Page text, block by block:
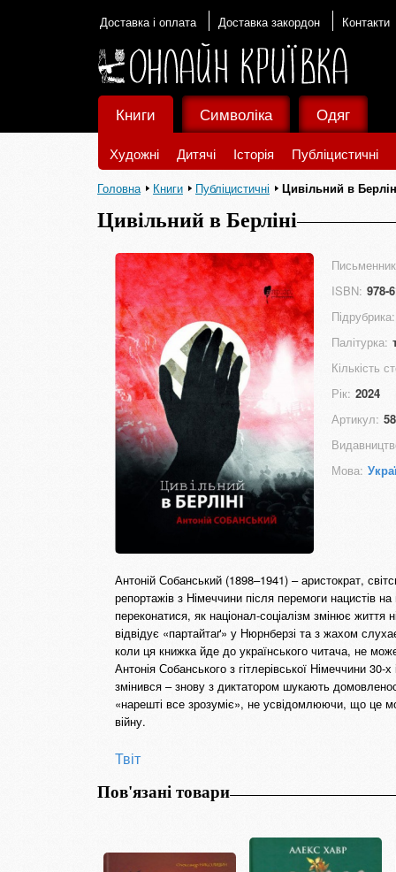
Доставка і оплата Доставка закордон Контакти
Книги
Художні Дитячі Історія Публіцистичні
Символіка Одяг
Головна Книги Публіцистичні Цивільний в
Цивільний в Берліні
ISBN: 978-
Підрубрика:
Палітурка:
Кількість
Рік: 2024
Артикул:
Мова:
Антоній Собанський (1898–1941) – аристократ,
репортажів з Німеччини після перемоги нацистів
переконатися, як націонал-соціалізм змінює
відвідує «партайтаґ» у Нюрнберзі та з жахом
коли ця книжка йде до українського читача, не
Антонія Собанського з гітлерівської Німеччини
змінився – знову з диктатором шукають
«нарешті все зрозуміє», не усвідомлюючи, що це
війну.
Твіт
Пов'язані товари